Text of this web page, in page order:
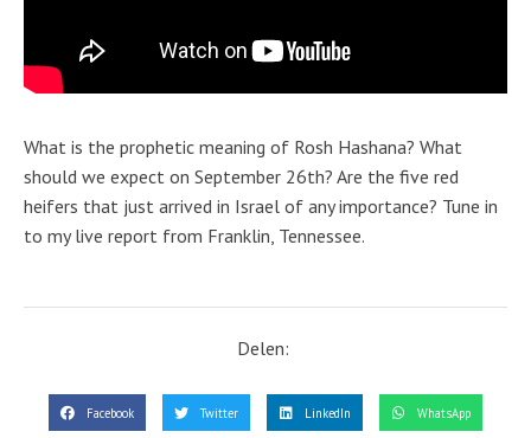
What is the prophetic meaning of Rosh Hashana? What
should we expect on September 26th? Are the five red
heifers that just arrived in Israel of any importance? Tune in
to my live report from Franklin, Tennessee.
Delen:
Facebook Twitter LinkedIn WhatsApp